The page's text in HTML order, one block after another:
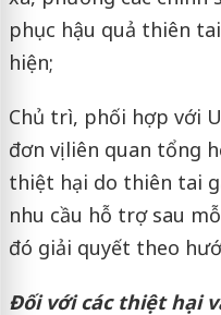
phục hậu quả thiên
hiện;
Chủ trì, phối hợp với
đơn vị liên quan tổng
thiệt hại do thiên tai
nhu cầu hỗ trợ sau
đó giải quyết theo
Đối với các thiệt hại